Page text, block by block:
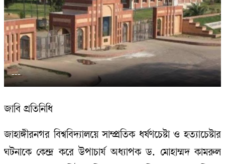
---
জাবি প্রতিনিধি
জাহাঙ্গীরনগর বিশ্ববিদ্যালয়ে সাম্প্রতিক ধর্ষণচেষ্টা ও হত্যাচেষ্টার
ঘটনাকে কেন্দ্র করে উপাচার্য অধ্যাপক ড. মোহাম্মদ কামরুল